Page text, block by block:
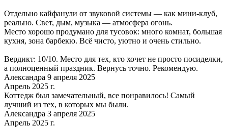
Отдельно кайфанули от звуковой системы — как мини-клуб,
реально. Свет, дым, музыка — атмосфера огонь.
Место хорошо продумано для тусовок: много комнат, большая
кухня, зона барбекю. Всё чисто, уютно и очень стильно.
Вердикт: 10/10. Место для тех, кто хочет не просто посиделки,
а полноценный праздник. Вернусь точно. Рекомендую.
Александра 9 апреля 2025
Апрель 2025 г.
Коттедж был замечательный, все понравилось! Самый
лучший из тех, в которых мы были.
Александра 3 апреля 2025
Апрель 2025 г.